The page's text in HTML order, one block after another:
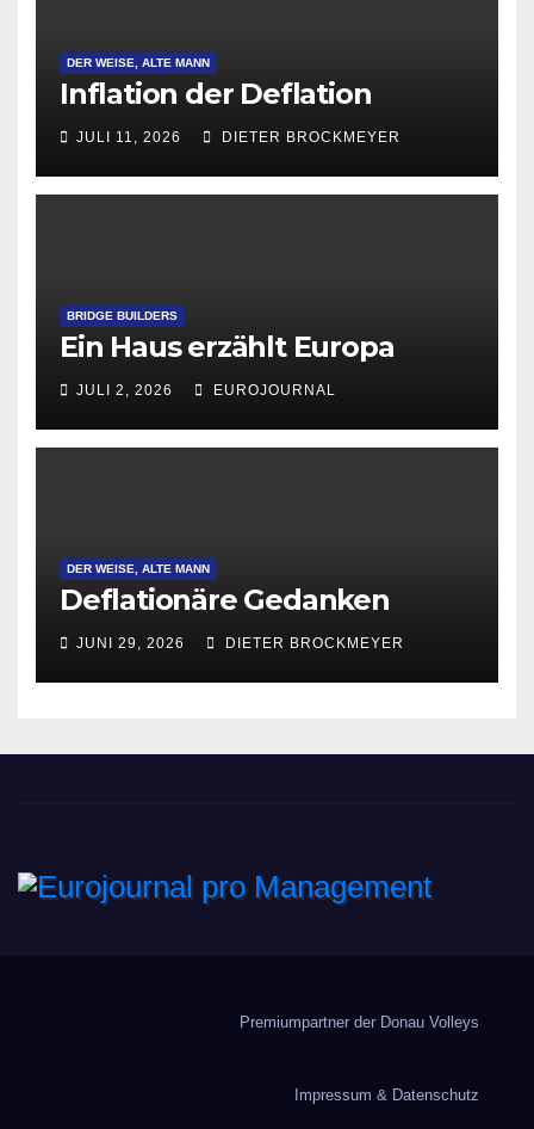
DER WEISE, ALTE MANN
Inflation der Deflation
JULI 11, 2026 DIETER BROCKMEYER
BRIDGE BUILDERS
Ein Haus erzählt Europa
JULI 2, 2026 EUROJOURNAL
DER WEISE, ALTE MANN
Deflationäre Gedanken
JUNI 29, 2026 DIETER BROCKMEYER
Premiumpartner der Donau Volleys
Impressum & Datenschutz